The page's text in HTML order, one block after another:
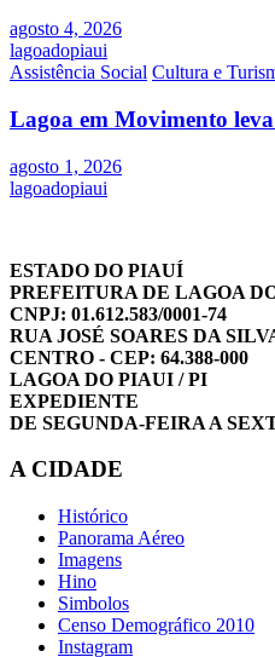
agosto 4, 2026
lagoadopiaui
Assistência Social Cultura e
Lagoa em Movimento
agosto 1, 2026
lagoadopiaui
ESTADO DO PIAUÍ
PREFEITURA DE LAGOA
CNPJ: 01.612.583/0001-74
RUA JOSÉ SOARES DA
CENTRO - CEP: 64.388-000
LAGOA DO PIAUI / PI
EXPEDIENTE
DE SEGUNDA-FEIRA A
A CIDADE
Histórico
Panorama Aéreo
Imagens
Hino
Simbolos
Censo Demográfico 2010
Instagram